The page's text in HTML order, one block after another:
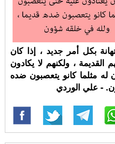
بكل أمر جديد ، إذا كان
القديمة ، ولكنهم لا يكادون
له مثلما كانو يتعصبون ضده
- علي الوردي